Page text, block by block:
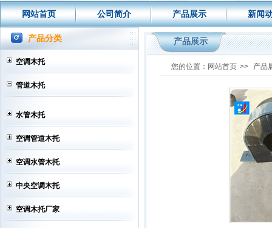
网站首页 公司简介 产品展示 新闻
产品分类
空调木托
管道木托
水管木托
空调管道木托
空调水管木托
中央空调木托
空调木托厂家
产品展示
您的位置： 网站首页 >> 产品